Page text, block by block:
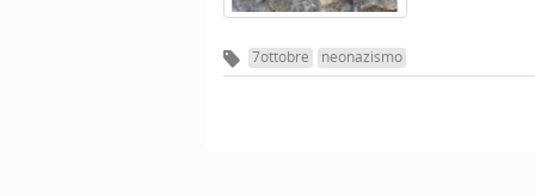
7ottobre neonazismo